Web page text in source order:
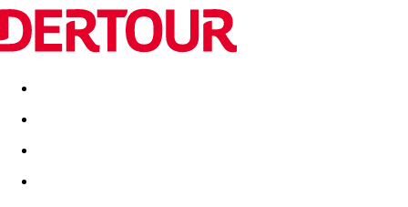
Destinatii Vacanta perfecta OFERTE DE NERATAT